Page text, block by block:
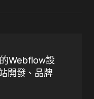
Webflow設
開發、品牌